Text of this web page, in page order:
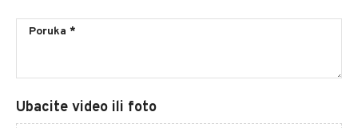
Ubacite video ili foto